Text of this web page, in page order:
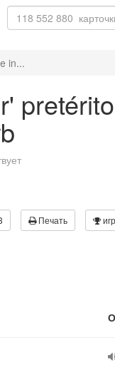
in...
Печать